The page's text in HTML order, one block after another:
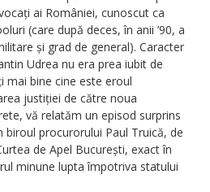
ai României, cunoscut ca
(care după deces, în anii ’90, a
și grad de general). Caracter
Udrea nu era prea iubit de
mai bine cine este eroul
justiției de către noua
vă relatăm un episod surprins
procurorului Paul Truică, de
de Apel București, exact în
minune lupta împotriva statului